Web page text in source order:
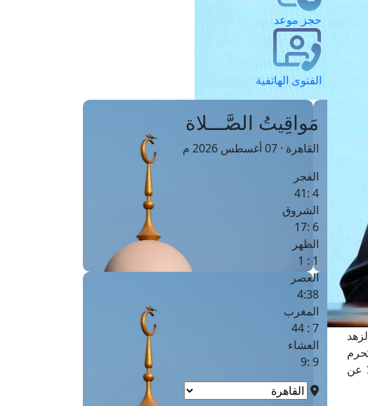
عن
حجز موعد
الفتوى الهاتفية
مَواقِيتُ الصَّـــلاة
القاهرة · 07 أغسطس 2026 م
الفجر
4 :41
الشروق
6 :17
الظهر
1 : 1
العصر
4:38
المغرب
7 : 44
العشاء
9 :9